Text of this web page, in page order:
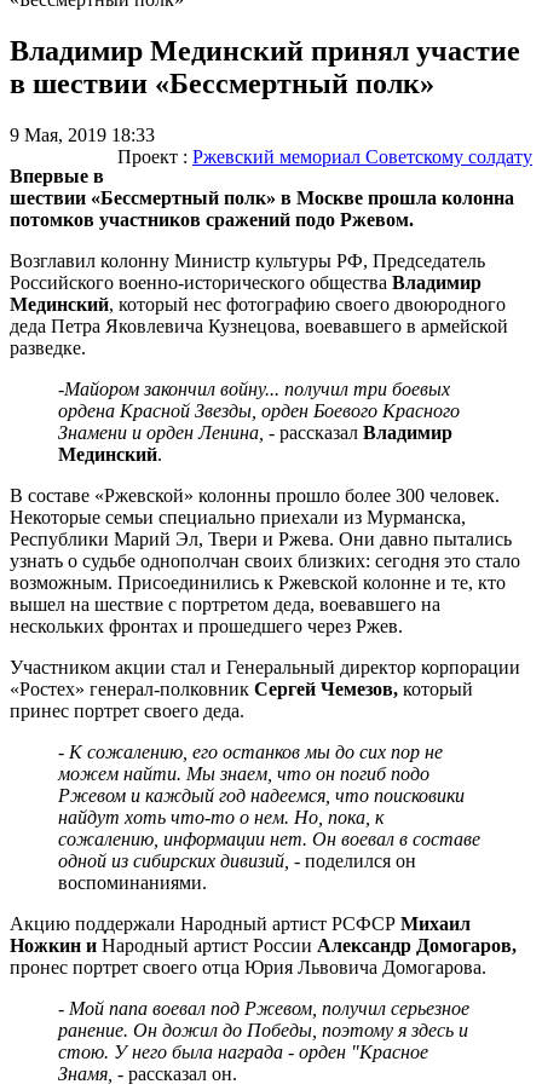
Владимир Мединский принял участие
в шествии «Бессмертный полк»
9 Мая, 2019 18:33
Проект : Ржевский мемориал Советскому солдату
Впервые в
шествии «Бессмертный полк» в Москве прошла колонна
потомков участников сражений подо Ржевом.
Возглавил колонну Министр культуры РФ, Председатель
Российского военно-исторического общества Владимир
Мединский, который нес фотографию своего двоюродного
деда Петра Яковлевича Кузнецова, воевавшего в армейской
разведке.
-Майором закончил войну... получил три боевых
ордена Красной Звезды, орден Боевого Красного
Знамени и орден Ленина, - рассказал Владимир
Мединский.
В составе «Ржевской» колонны прошло более 300 человек.
Некоторые семьи специально приехали из Мурманска,
Республики Марий Эл, Твери и Ржева. Они давно пытались
узнать о судьбе однополчан своих близких: сегодня это стало
возможным. Присоединились к Ржевской колонне и те, кто
вышел на шествие с портретом деда, воевавшего на
нескольких фронтах и прошедшего через Ржев.
Участником акции стал и Генеральный директор корпорации
«Ростех» генерал-полковник Сергей Чемезов, который
принес портрет своего деда.
- К сожалению, его останков мы до сих пор не
можем найти. Мы знаем, что он погиб подо
Ржевом и каждый год надеемся, что поисковики
найдут хоть что-то о нем. Но, пока, к
сожалению, информации нет. Он воевал в составе
одной из сибирских дивизий, - поделился он
воспоминаниями.
Акцию поддержали Народный артист РСФСР Михаил
Ножкин и Народный артист России Александр Домогаров,
пронес портрет своего отца Юрия Львовича Домогарова.
- Мой папа воевал под Ржевом, получил серьезное
ранение. Он дожил до Победы, поэтому я здесь и
стою. У него была награда - орден "Красное
Знамя, - рассказал он.